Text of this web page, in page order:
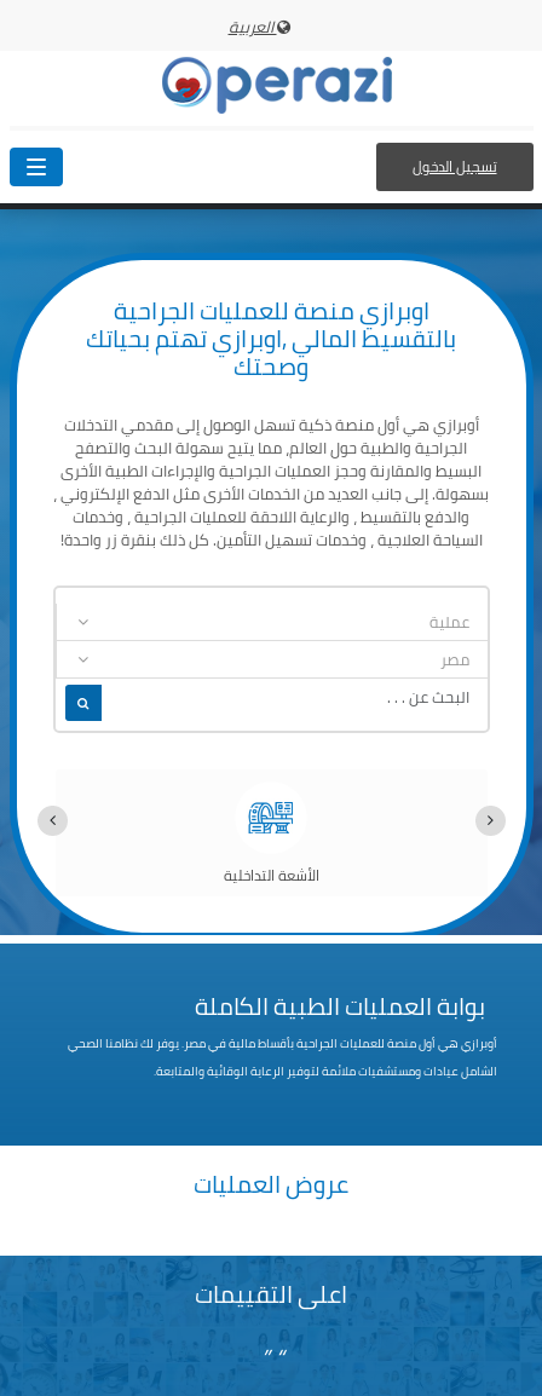
العربية
تسجيل الدخول
اوبرازي منصة للعمليات الجراحية
بالتقسيط المالي ,اوبرازي تهتم بحياتك
وصحتك
أوبرازي هي أول منصة ذكية تسهل الوصول إلى مقدمي التدخلات
الجراحية والطبية حول العالم، مما يتيح سهولة البحث والتصفح
البسيط والمقارنة وحجز العمليات الجراحية والإجراءات الطبية الأخرى
بسهولة. إلى جانب العديد من الخدمات الأخرى مثل الدفع الإلكتروني ،
والدفع بالتقسيط ، والرعاية اللاحقة للعمليات الجراحية ، وخدمات
السياحة العلاجية ، وخدمات تسهيل التأمين. كل ذلك بنقرة زر واحدة!
الأشعة التداخلية
بوابة العمليات الطبية الكاملة
أوبرازي هي أول منصة للعمليات الجراحية بأقساط مالية في مصر. يوفر لك نظامنا الصحي
الشامل عيادات ومستشفيات ملائمة لتوفير الرعاية الوقائية والمتابعة.
عروض العمليات
اعلى التقييمات